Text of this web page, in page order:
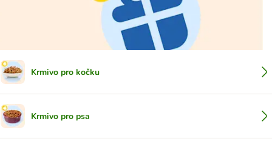
Krmivo pro kočku
Krmivo pro psa